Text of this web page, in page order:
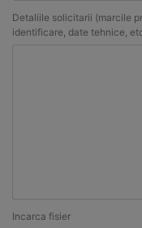
Detaliile solicitarii (marcile
identificare, date tehnice,
Incarca fisier